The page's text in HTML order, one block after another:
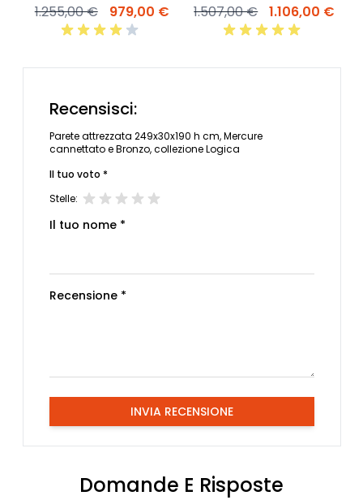
1.255,00 € 979,00 € 1.507,00 € 1.106,00 €
Recensisci:
Parete attrezzata 249x30x190 h cm, Mercure
cannettato e Bronzo, collezione Logica
Il tuo voto *
Stelle:
Il tuo nome *
Recensione *
INVIA RECENSIONE
Domande E Risposte